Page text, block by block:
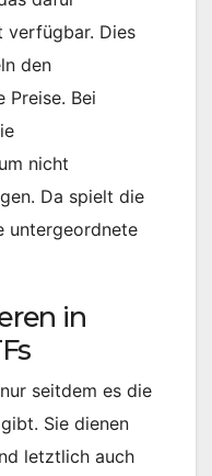
verfügbar. Dies
den
Preise. Bei
nicht
Da spielt die
untergeordnete
in
seitdem es die
Sie dienen
letztlich auch